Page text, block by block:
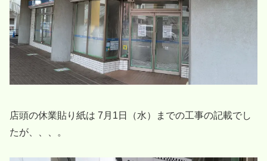
店頭の休業貼り紙は 7月1日（水）までの工事の記載でし
たが、、、。